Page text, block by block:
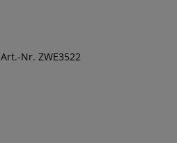
Art.-Nr. ZWE3522